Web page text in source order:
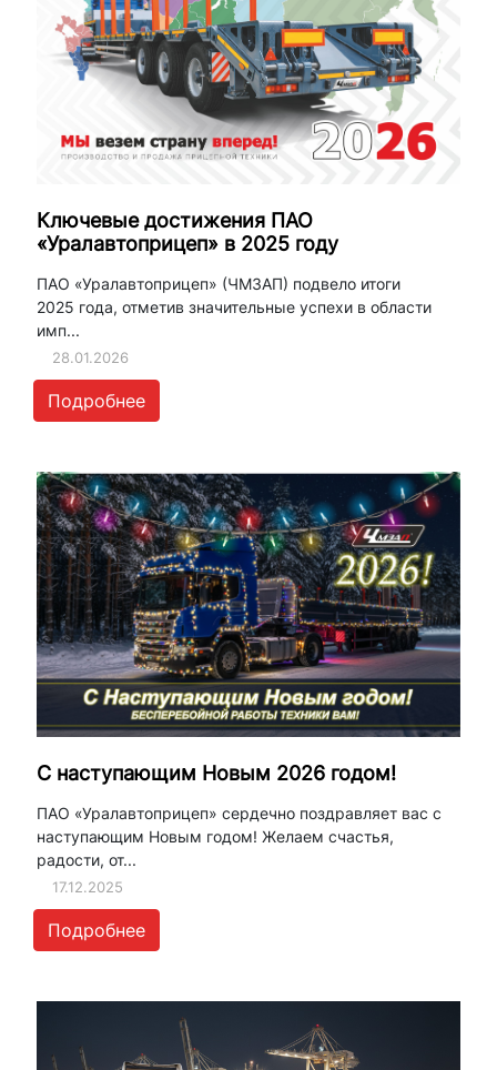
Ключевые достижения ПАО
«Уралавтоприцеп» в 2025 году
ПАО «Уралавтоприцеп» (ЧМЗАП) подвело итоги
2025 года, отметив значительные успехи в области
имп...
28.01.2026
Подробнее
С наступающим Новым 2026 годом!
ПАО «Уралавтоприцеп» сердечно поздравляет вас с
наступающим Новым годом! Желаем счастья,
радости, от...
17.12.2025
Подробнее